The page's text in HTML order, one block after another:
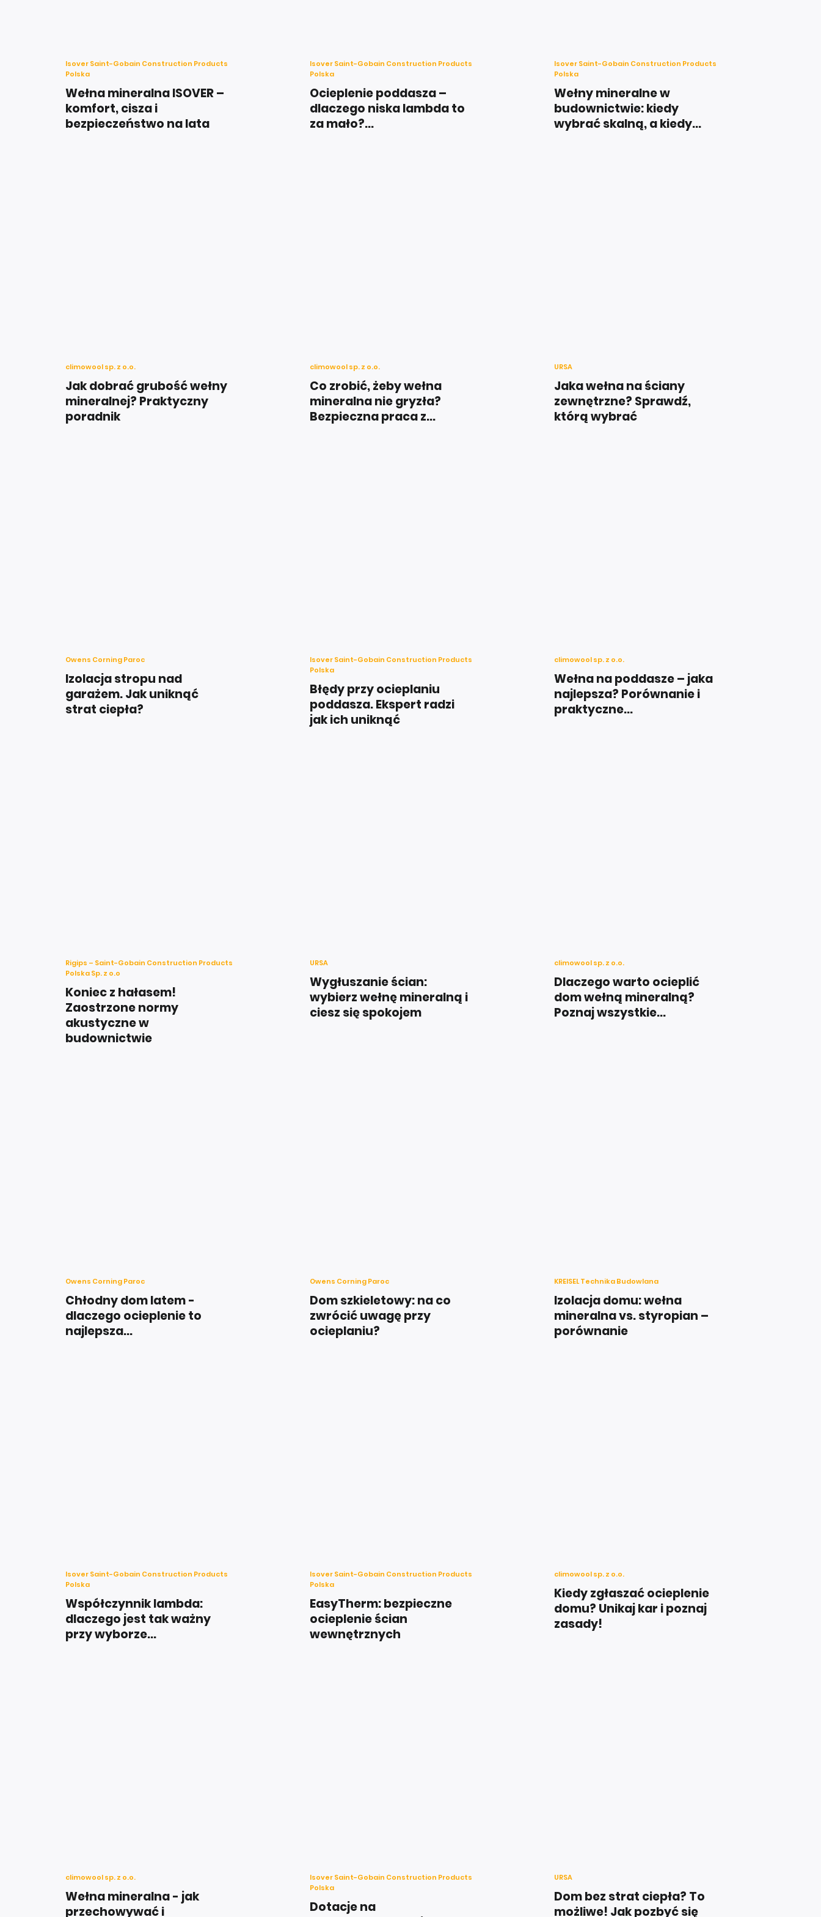
Isover Saint-Gobain Construction Products
Polska
Wełna mineralna ISOVER –
komfort, cisza i
bezpieczeństwo na lata
Isover Saint-Gobain Construction Products
Polska
Ocieplenie poddasza –
dlaczego niska lambda to
za mało?...
Isover Saint-Gobain Construction Products
Polska
Wełny mineralne w
budownictwie: kiedy
wybrać skalną, a kiedy...
climowool sp. z o.o.
Jak dobrać grubość wełny
mineralnej? Praktyczny
poradnik
climowool sp. z o.o.
Co zrobić, żeby wełna
mineralna nie gryzła?
Bezpieczna praca z...
URSA
Jaka wełna na ściany
zewnętrzne? Sprawdź,
którą wybrać
Owens Corning Paroc
Izolacja stropu nad
garażem. Jak uniknąć
strat ciepła?
Isover Saint-Gobain Construction Products
Polska
Błędy przy ocieplaniu
poddasza. Ekspert radzi
jak ich uniknąć
climowool sp. z o.o.
Wełna na poddasze – jaka
najlepsza? Porównanie i
praktyczne...
Rigips – Saint-Gobain Construction Products
Polska Sp. z o.o
Koniec z hałasem!
Zaostrzone normy
akustyczne w
budownictwie
URSA
Wygłuszanie ścian:
wybierz wełnę mineralną i
ciesz się spokojem
climowool sp. z o.o.
Dlaczego warto ocieplić
dom wełną mineralną?
Poznaj wszystkie...
Owens Corning Paroc
Chłodny dom latem -
dlaczego ocieplenie to
najlepsza...
Owens Corning Paroc
Dom szkieletowy: na co
zwrócić uwagę przy
ocieplaniu?
KREISEL Technika Budowlana
Izolacja domu: wełna
mineralna vs. styropian –
porównanie
Isover Saint-Gobain Construction Products
Polska
Współczynnik lambda:
dlaczego jest tak ważny
przy wyborze...
Isover Saint-Gobain Construction Products
Polska
EasyTherm: bezpieczne
ocieplenie ścian
wewnętrznych
climowool sp. z o.o.
Kiedy zgłaszać ocieplenie
domu? Unikaj kar i poznaj
zasady!
climowool sp. z o.o.
Wełna mineralna - jak
przechowywać i
Isover Saint-Gobain Construction Products
Polska
Dotacje na
URSA
Dom bez strat ciepła? To
możliwe! Jak pozbyć się